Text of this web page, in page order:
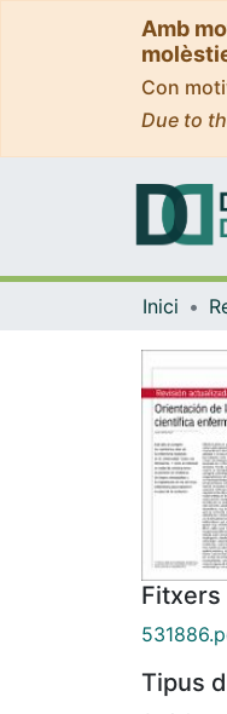
Amb
Con
Due to
Inici
Fitxers
Tipus